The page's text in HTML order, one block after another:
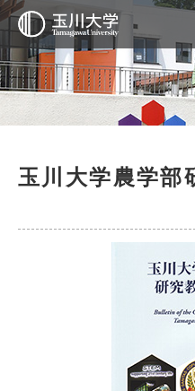
玉川大学農学部